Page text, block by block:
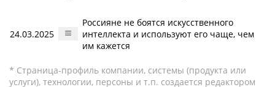
24.03.2025
Россияне не боятся искусственного
интеллекта и используют его чаще, чем
им кажется
* Страница-профиль компании, системы (продукта или
услуги), технологии, персоны и т.п. создается редактором